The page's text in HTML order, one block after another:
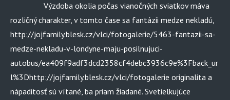
Výzdoba okolia počas vianočných sviatkov máva
rozličný charakter, v tomto čase sa fantázii medze nekladú,
http://jojfamily.blesk.cz/vlci/fotogalerie/5463-fantazii-sa-
medze-nekladu-v-londyne-maju-posilnujuci-
autobus/ea409f9adf3dcd2358cf4debc3936c9e%3Fback_ur
l%3Dhttp://jojfamily.blesk.cz/vlci/fotogalerie originalita a
nápaditosť sú vítané, ba priam žiadané. Svetielkujúce